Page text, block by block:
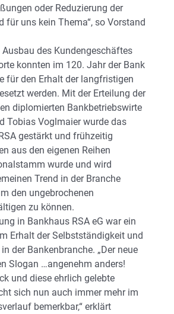
oder Reduzierung der
für uns kein Thema“, so Vorstand
des Kundengeschäftes
konnten im 120. Jahr der Bank
für den Erhalt der langfristigen
werden. Mit der Erteilung der
diplomierten Bankbetriebswirte
Tobias Voglmaier wurde das
gestärkt und frühzeitig
aus den eigenen Reihen
wurde und wird
Trend in der Branche
den ungebrochenen
zu können.
in Bankhaus RSA eG war ein
Erhalt der Selbstständigkeit und
der Bankenbranche. „Der neue
Slogan …angenehm anders!
und diese ehrlich gelebte
sich nun auch immer mehr im
bemerkbar,“ erklärt